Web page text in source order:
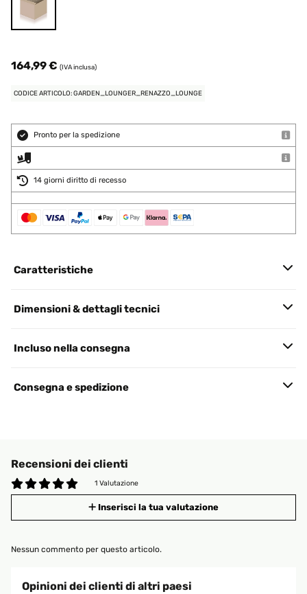
164,99 € (IVA inclusa)
CODICE ARTICOLO: GARDEN_LOUNGER_RENAZZO_LOUNGE
Pronto per la spedizione
14 giorni diritto di recesso
Caratteristiche
Dimensioni & dettagli tecnici
Incluso nella consegna
Consegna e spedizione
Recensioni dei clienti
1 Valutazione
Inserisci la tua valutazione
Nessun commento per questo articolo.
Opinioni dei clienti di altri paesi